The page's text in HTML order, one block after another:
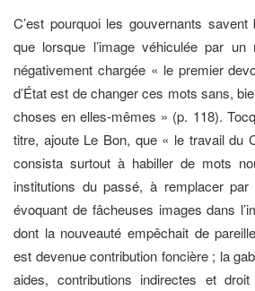
C’est pourquoi les gouvernants
que lorsque l’image véhiculée par
négativement chargée « le premier
d’État est de changer ces mots sans,
choses en elles-mêmes » (p. 118).
titre, ajoute Le Bon, que « le travail du
consista surtout à habiller de mots
institutions du passé, à remplacer
évoquant de fâcheuses images dans
dont la nouveauté empêchait de
est devenue contribution foncière ; la
aides, contributions indirectes et